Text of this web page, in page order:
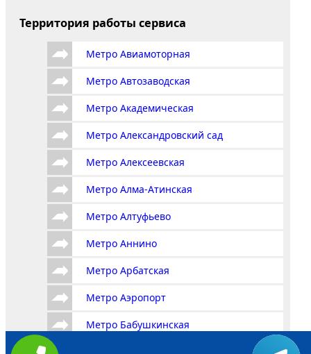
Территория работы сервиса
Метро Авиамоторная
Метро Автозаводская
Метро Академическая
Метро Александровский сад
Метро Алексеевская
Метро Алма-Атинская
Метро Алтуфьево
Метро Аннино
Метро Арбатская
Метро Аэропорт
Метро Бабушкинская